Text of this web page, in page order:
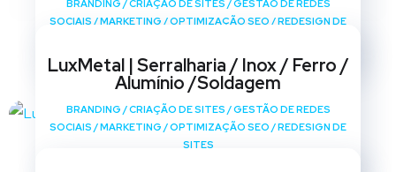
BRANDING /CRIAÇÃO DE SITES /GESTÃO DE REDES
SOCIAIS /MARKETING /OPTIMIZAÇÃO SEO /REDESIGN DE
LuxMetal | Serralharia / Inox / Ferro /
Alumínio /Soldagem
BRANDING /CRIAÇÃO DE SITES /GESTÃO DE REDES
SOCIAIS /MARKETING /OPTIMIZAÇÃO SEO /REDESIGN DE
SITES